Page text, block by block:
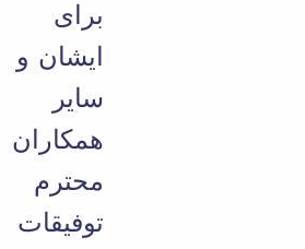
برای
ایشان و
سایر
همکاران
محترم
توفیقات